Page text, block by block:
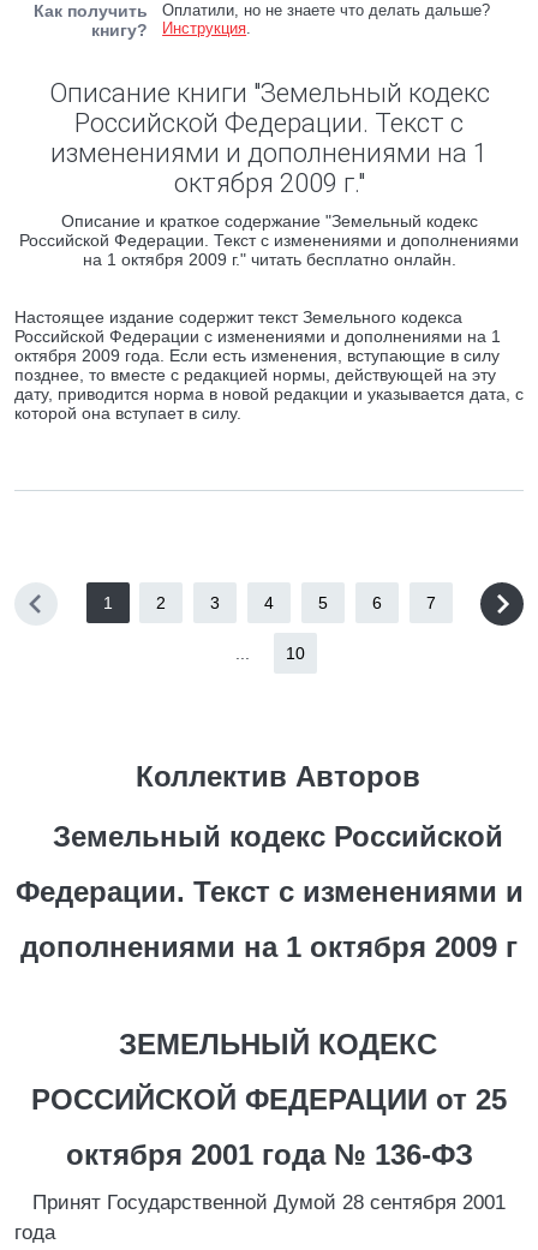
Как получить
книгу?
Оплатили, но не знаете что делать дальше?
Инструкция.
Описание книги "Земельный кодекс
Российской Федерации. Текст с
изменениями и дополнениями на 1
октября 2009 г."
Описание и краткое содержание "Земельный кодекс
Российской Федерации. Текст с изменениями и дополнениями
на 1 октября 2009 г." читать бесплатно онлайн.
Настоящее издание содержит текст Земельного кодекса
Российской Федерации с изменениями и дополнениями на 1
октября 2009 года. Если есть изменения, вступающие в силу
позднее, то вместе с редакцией нормы, действующей на эту
дату, приводится норма в новой редакции и указывается дата, с
которой она вступает в силу.
1 2 3 4 5 6 7
10
Коллектив Авторов
Земельный кодекс Российской
Федерации. Текст с изменениями и
дополнениями на 1 октября 2009 г
ЗЕМЕЛЬНЫЙ КОДЕКС
РОССИЙСКОЙ ФЕДЕРАЦИИ от 25
октября 2001 года № 136-ФЗ
Принят Государственной Думой 28 сентября 2001
года